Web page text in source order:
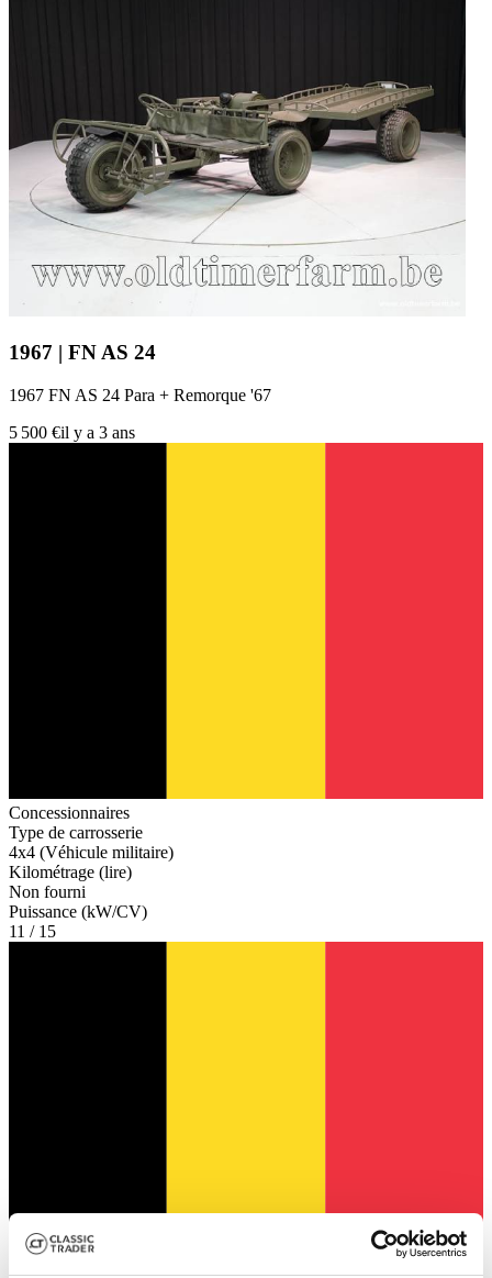
1967 | FN AS 24
1967 FN AS 24 Para + Remorque '67
5 500 €il y a 3 ans
Concessionnaires
Type de carrosserie
4x4 (Véhicule militaire)
Kilométrage (lire)
Non fourni
Puissance (kW/CV)
11 / 15